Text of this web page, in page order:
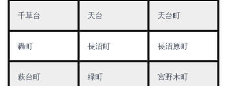
千草台 天台 天台町
轟町 長沼町 長沼原町
萩台町 緑町 宮野木町